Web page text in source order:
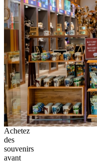
Jour 7: Siem Reap –
Aprèsune semaine au
enrichissantes, profitez
transfert vers l'aéroport,
prochaine destination. Ce
refléter sur les
Cambodge, un itinéraire
découvrir les trésors du
promener dans la ville et
proches avant de rentrer.
d'Angkor, flâné dans les
naturels, cetitinéraire
immersion culturelle et